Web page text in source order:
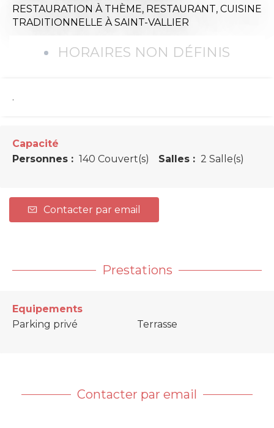
RESTAURATION À THÈME, RESTAURANT, CUISINE
TRADITIONNELLE À SAINT-VALLIER
HORAIRES NON DÉFINIS
.
Capacité
Personnes : 140 Couvert(s) Salles : 2 Salle(s)
Contacter par email
Prestations
Equipements
Parking privé
Terrasse
Contacter par email